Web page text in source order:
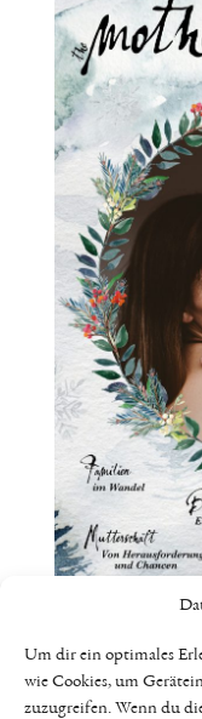
Um dir ein optimales
wie Cookies, um
zuzugreifen. Wenn du